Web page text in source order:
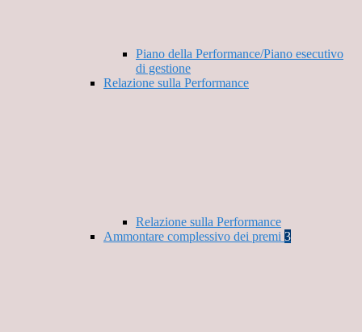
Piano della Performance/Piano esecutivo
di gestione
Relazione sulla Performance
Relazione sulla Performance
Ammontare complessivo dei premi 3